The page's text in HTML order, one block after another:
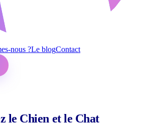
nous ?Le blogContact
le Chien et le Chat